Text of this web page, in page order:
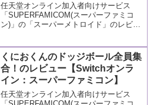
任天堂オンライン加入者向けサービス
「SUPERFAMICOM(スーパーファミコ
ン)」の「スーパーメトロイド」のレビュ
くにおくんのドッジボール全員集
合！のレビュー【Switchオンラ
イン：スーパーファミコン】
任天堂オンライン加入者向けサービス